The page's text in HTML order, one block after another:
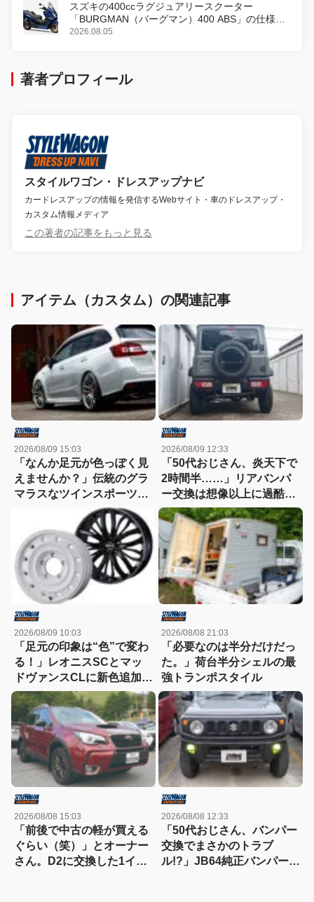
スズキの400ccラグジュアリースクーター
「BURGMAN（バーグマン）400 ABS」の仕様を
変更し、8月18日に発売
2026.08.05
著者プロフィール
スタイルワゴン・ドレスアップナビ
カードレスアップの情報を発信するWebサイト・車のドレスアップ・
カスタム情報メディア
この著者の記事をもっと見る
アイテム（カスタム）の関連記事
2026/08/09 15:03
「なんか足元が色っぽく見
えませんか？」伝統のグラ
マラスなツインスポーツが
作り出すプレミアムスポー
2026/08/09 12:33
「50代おじさん、炎天下で
2時間半……」リアバンパ
ー交換は想像以上に過酷だ
った
2026/08/09 10:03
「足元の印象は“色”で変わ
る！」レオニスSCとマッ
ドヴァンスCLに新色追加！
どちらも想像以上に効く
っ!!
2026/08/08 21:03
「必要なのは半分だけだっ
た。」荷台半分シェルの最
強トランポスタイル
2026/08/08 15:03
「前後で中古の軽が買える
ぐらい（笑）」とオーナー
さん。D2に交換した1イン
2026/08/08 12:33
「50代おじさん、バンパー
交換でまさかのトラブ
ル!?」JB64純正バンパー流